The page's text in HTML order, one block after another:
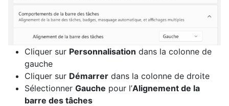
Cliquer sur Personnalisation dans la colonne de
gauche
Cliquer sur Démarrer dans la colonne de droite
Sélectionner Gauche pour l’Alignement de la
barre des tâches